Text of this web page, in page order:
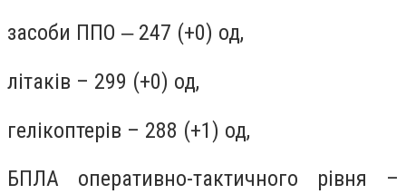
засоби ППО ‒ 247 (+0) од,
літаків – 299 (+0) од,
гелікоптерів – 288 (+1) од,
БПЛА оперативно-тактичного рівня –